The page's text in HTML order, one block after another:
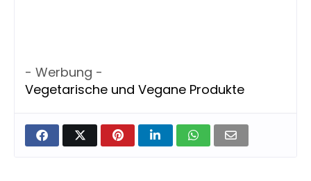
- Werbung -
Vegetarische und Vegane Produkte